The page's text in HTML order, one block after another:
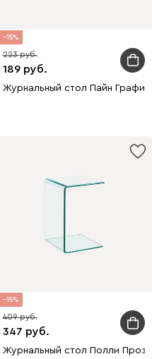
15
189
223
Журнальный стол Пайн
15
347
409
Журнальный стол Полли